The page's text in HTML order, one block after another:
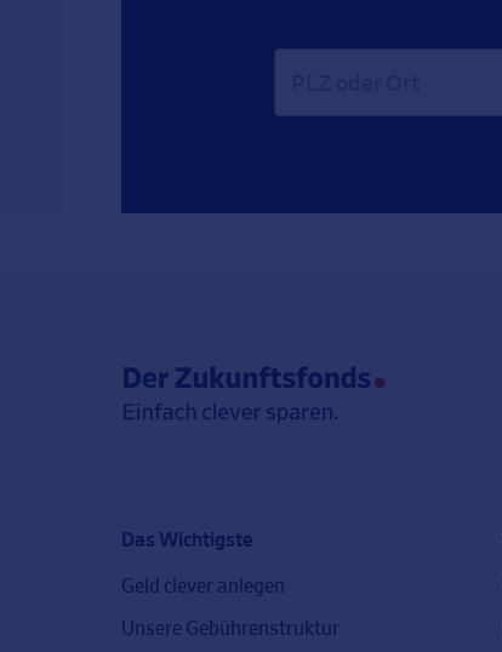
Das Wichtigste
Geld clever anlegen
Unsere Gebührenstruktur